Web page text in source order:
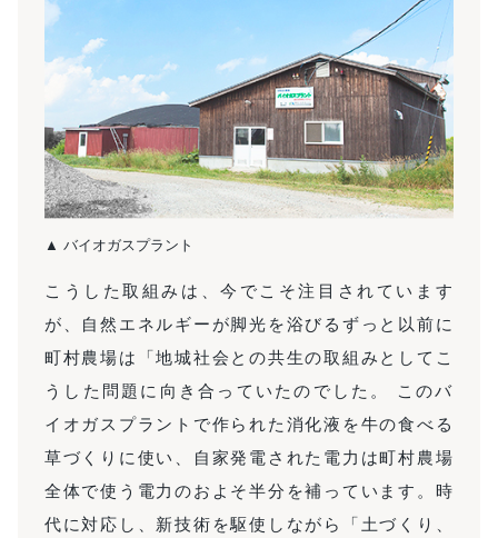
▲ バイオガスプラント
こうした取組みは、今でこそ注目されています
が、自然エネルギーが脚光を浴びるずっと以前に
町村農場は「地城社会との共生の取組みとしてこ
うした問題に向き合っていたのでした。 このバ
イオガスプラントで作られた消化液を牛の食べる
草づくりに使い、自家発電された電力は町村農場
全体で使う電力のおよそ半分を補っています。時
代に対応し、新技術を駆使しながら「土づくり、